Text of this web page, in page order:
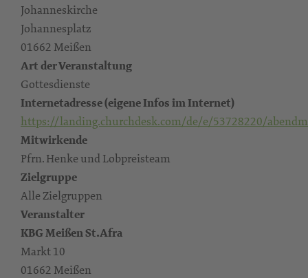
Johanneskirche
Johannesplatz
01662 Meißen
Art der Veranstaltung
Gottesdienste
Internetadresse (eigene Infos im Internet)
https://landing.churchdesk.com/de/e/53728220/
Mitwirkende
Pfrn. Henke und Lobpreisteam
Zielgruppe
Alle Zielgruppen
Veranstalter
KBG Meißen St.Afra
Markt 10
01662 Meißen